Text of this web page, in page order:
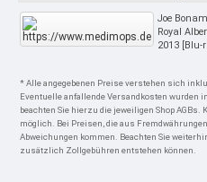
Joe
Royal
2013 [Blu-
* Alle angegebenen Preise verstehen sich
Eventuelle anfallende Versandkosten wurden
beachten Sie hierzu die jeweiligen Shop
möglich. Bei Preisen, die aus
Abweichungen kommen. Beachten Sie
zusätzlich Zollgebühren entstehen können.